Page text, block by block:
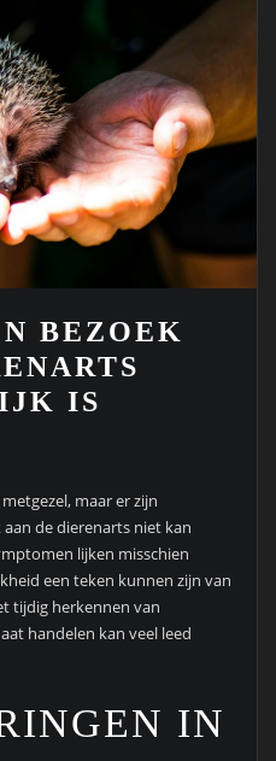
BEZOEK
IS
maar er zijn
de dierenarts niet kan
lijken misschien
een teken kunnen zijn van
tijdig herkennen van
handelen kan veel leed
IN